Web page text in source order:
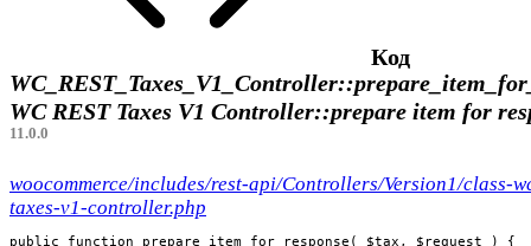
Код
WC REST Taxes V1 Controller::prepare item for
11.0.0
woocommerce/includes/rest-api/Controllers/Version1/class-
taxes-v1-controller.php
public function prepare_item_for_response( $tax, $request ) {